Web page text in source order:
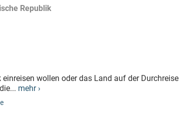
Republik
wollen oder das Land auf der Durchreise
mehr ›